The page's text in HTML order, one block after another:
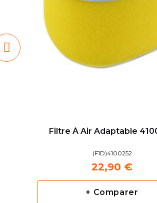
Filtre À Air Adaptable
(F1D)4100252
22,90 €
+ Comparer